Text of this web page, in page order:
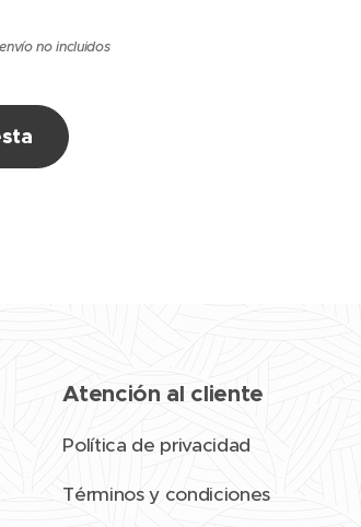
no incluidos
Atención al cliente
Política de privacidad
Términos y condiciones